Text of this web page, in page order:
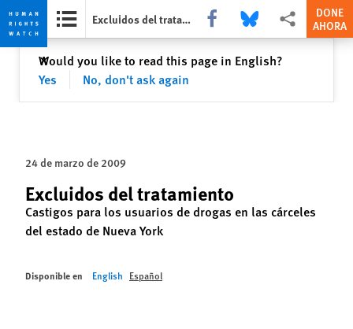
Skip
privacy
Skip
content
Excluidos del tratamiento Share this via Facebook
Share this via Bluesky
Share this via
DONE
AHORA
Would you like to read this page in English?
Yes
No, don't ask again
✕Cerrar
24 de marzo de 2009
Excluidos del tratamiento
Castigos para los usuarios de drogas en las cárceles
del estado de Nueva York
Disponible en English Español